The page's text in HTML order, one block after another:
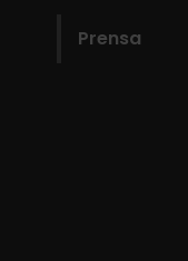
Prensa